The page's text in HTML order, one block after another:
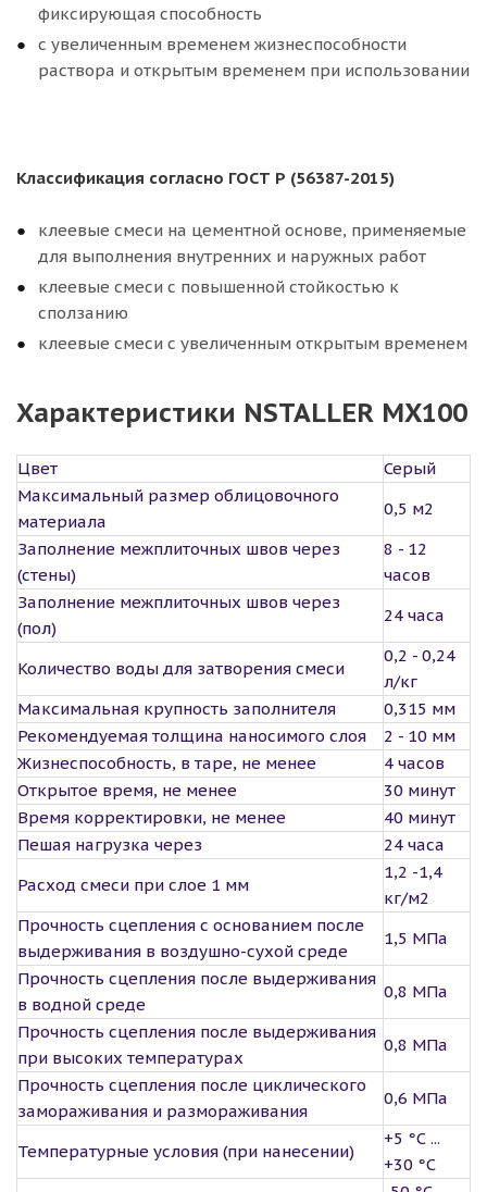
фиксирующая способность
с увеличенным временем жизнеспособности
раствора и открытым временем при использовании
Классификация согласно ГОСТ Р (56387-2015)
клеевые смеси на цементной основе, применяемые
для выполнения внутренних и наружных работ
клеевые смеси с повышенной стойкостью к
сползанию
клеевые смеси с увеличенным открытым временем
Характеристики NSTALLER MX100
Цвет
Серый
Максимальный размер облицовочного
материала
0,5 м2
Заполнение межплиточных швов через
(стены)
8 - 12
часов
Заполнение межплиточных швов через
(пол)
24 часа
Количество воды для затворения смеси
0,2 - 0,24
л/кг
Максимальная крупность заполнителя
0,315 мм
Рекомендуемая толщина наносимого слоя
2 - 10 мм
Жизнеспособность, в таре, не менее
4 часов
Открытое время, не менее
30 минут
Время корректировки, не менее
40 минут
Пешая нагрузка через
24 часа
Расход смеси при слое 1 мм
1,2 -1,4
кг/м2
Прочность сцепления с основанием после
выдерживания в воздушно-сухой среде
1,5 МПа
Прочность сцепления после выдерживания
в водной среде
0,8 МПа
Прочность сцепления после выдерживания
при высоких температурах
0,8 МПа
Прочность сцепления после циклического
замораживания и размораживания
0,6 МПа
Температурные условия (при нанесении)
+5 °С ...
+30 °С